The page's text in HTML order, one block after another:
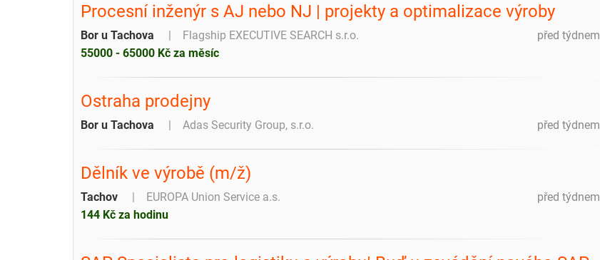
Procesní inženýr s AJ nebo NJ | projekty a optimalizace výroby
před týdnem
Bor u Tachova
Flagship EXECUTIVE SEARCH s.r.o.
55000 - 65000 Kč za měsíc
Ostraha prodejny
před týdnem
Bor u Tachova Adas Security Group, s.r.o.
Dělník ve výrobě (m/ž)
před týdnem
Tachov
EUROPA Union Service a.s.
144 Kč za hodinu